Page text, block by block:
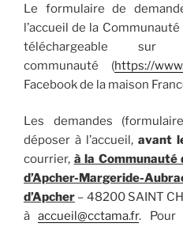
Le formulaire de
l’accueil de la
téléchargeable
communauté (https://
Facebook de la maison
Les demandes
déposer à l’accueil, avant
courrier, à la Communauté
d’Apcher-Margeride-
d’Apcher – 48200 SAINT
àaccueil@cctama.fr. Pour